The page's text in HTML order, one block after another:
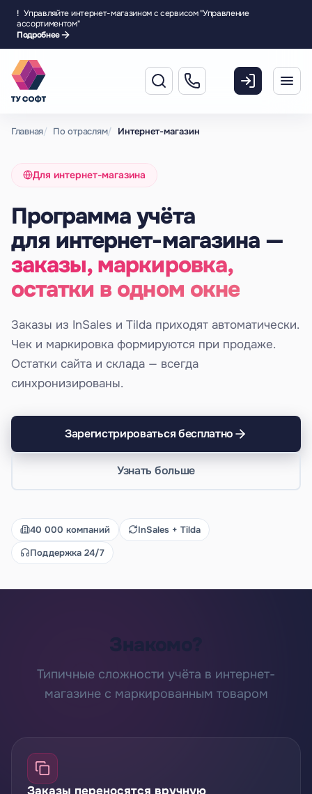
! Управляйте интернет-магазином с сервисом "Управление
ассортиментом"
Подробнее
Главная По отраслям Интернет-магазин
Для интернет-магазина
Программа учёта
для интернет-магазина —
заказы, маркировка,
остатки в одном окне
Заказы из InSales и Tilda приходят автоматически.
Чек и маркировка формируются при продаже.
Остатки сайта и склада — всегда
синхронизированы.
Зарегистрироваться бесплатно
Узнать больше
40 000 компаний
InSales + Tilda
Поддержка 24/7
Знакомо?
Типичные сложности учёта в интернет-
магазине с маркированным товаром
Заказы переносятся вручную